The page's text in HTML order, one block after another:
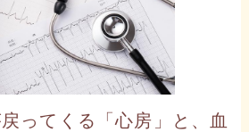
ってくる「心房」と、血